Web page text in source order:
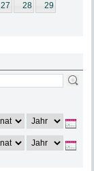
27 28
29